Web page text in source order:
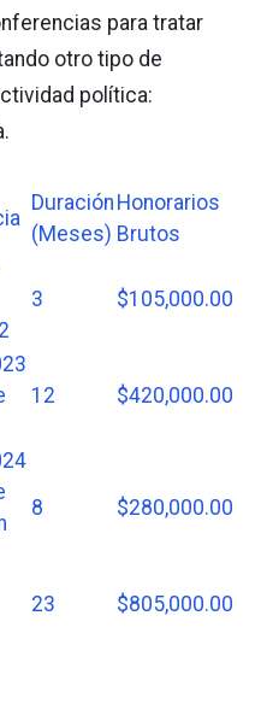
para tratar
otro tipo de
política:
Duración
(Meses)
Honorarios
Brutos
3 $105,000.00
12 $420,000.00
8 $280,000.00
23 $805,000.00